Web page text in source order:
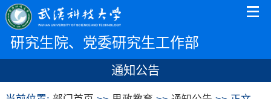
研究生院、党委研究生工作部
通知公告